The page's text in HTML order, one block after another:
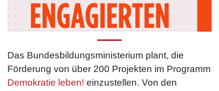
Das Bundesbildungsministerium plant, die
Förderung von über 200 Projekten im Programm
Demokratie leben! einzustellen. Von den